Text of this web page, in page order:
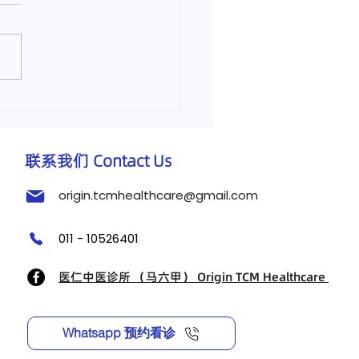
联系我们 Contact Us
origin.tcmhealthcare@gmail.com
011 - 10526401
医仁中医诊所 （马六甲） Origin TCM Healthcare
Whatsapp 预约看诊